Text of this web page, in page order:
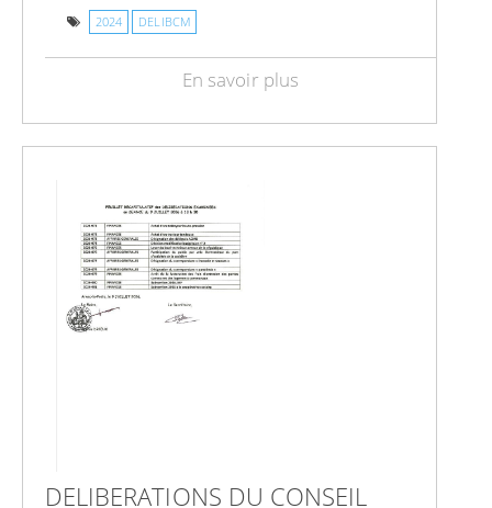
2024 DELIBCM
En savoir plus
DELIBERATIONS DU CONSEIL